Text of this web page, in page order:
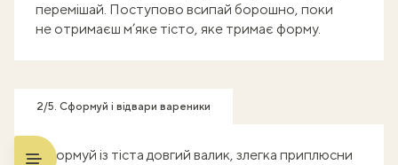
перемішай. Поступово всипай борошно, поки
не отримаєш м’яке тісто, яке тримає форму.
2/5. Сформуй і відвари вареники
Сформуй із тіста довгий валик, злегка приплюсни